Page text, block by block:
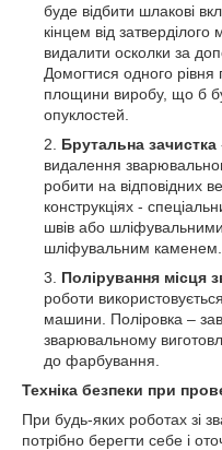
буде відбити шлакові
кінцем від
видалити осколки за
Домогтися одного
площини виробу, що б
опуклостей.
Брутальна зачистка
видалення
робити на відповідних
конструкціях -
швів або
шліфувальним каменем.
Полірування місця
роботи
машини. Поліровка –
зварювальному
до фарбування.
Техніка безпеки при
При будь-яких роботах зі
потрібно берегти себе і